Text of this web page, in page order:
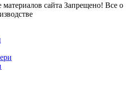
сайта Запрещено! Все о